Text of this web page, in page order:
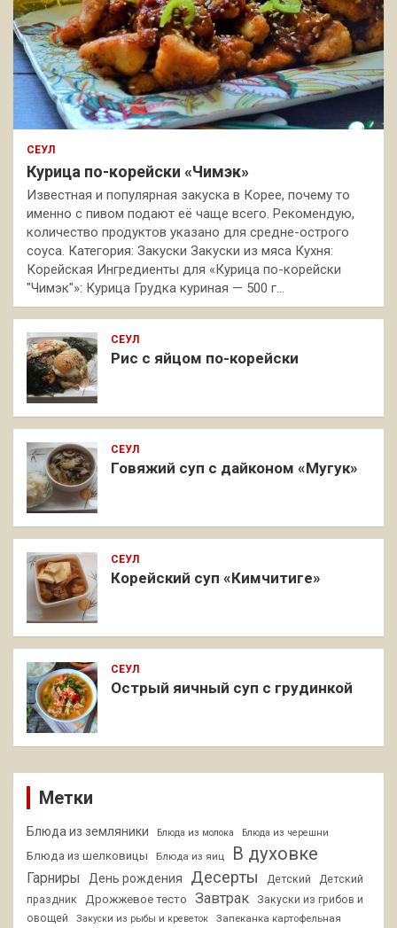
СЕУЛ
Курица по-корейски «Чимэк»
Известная и популярная закуска в Корее, почему то
именно с пивом подают её чаще всего. Рекомендую,
количество продуктов указано для средне-острого
соуса. Категория: Закуски Закуски из мяса Кухня:
Корейская Ингредиенты для «Курица по-корейски
"Чимэк"»: Курица Грудка куриная — 500 г…
СЕУЛ
Рис с яйцом по-корейски
СЕУЛ
Говяжий суп с дайконом «Мугук»
СЕУЛ
Корейский суп «Кимчитиге»
СЕУЛ
Острый яичный суп с грудинкой
Метки
Блюда из земляники Блюда из молока Блюда из черешни
Блюда из шелковицы Блюда из яиц В духовке
Гарниры День рождения Десерты Детский
Детский
праздник
Дрожжевое тесто Завтрак
Закуски из грибов и
овощей
Закуски из рыбы и креветок Запеканка картофельная